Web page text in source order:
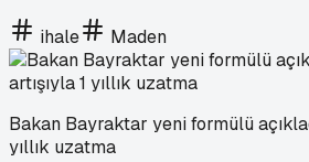
ihale Maden
Bakan Bayraktar yeni formülü
yıllık uzatma